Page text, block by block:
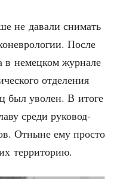
не дава­ли сни­мать
После
в немец­ком жур­на­ле
отде­ле­ния
был уво­лен. В ито­ге
сре­ди руко­вод­
Отныне ему про­сто
территорию.